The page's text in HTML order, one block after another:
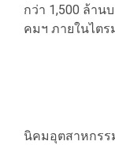
กว่า 1,500 ล้าน
คมฯ ภายในไตร
นิคมอุตสาหกรร